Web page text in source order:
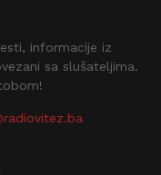
informacije iz
sa slušateljima.